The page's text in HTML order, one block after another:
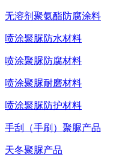
无溶剂聚氨酯防腐涂料
喷涂聚脲防水材料
喷涂聚脲防腐材料
喷涂聚脲耐磨材料
喷涂聚脲防护材料
手刮（手刷）聚脲产品
天冬聚脲产品